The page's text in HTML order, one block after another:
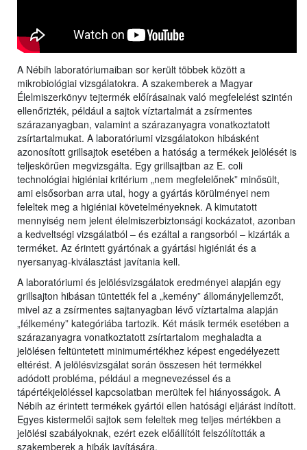
A Nébih laboratóriumaiban sor került többek között a
mikrobiológiai vizsgálatokra. A szakemberek a Magyar
Élelmiszerkönyv tejtermék előírásainak való megfelelést szintén
ellenőrizték, például a sajtok víztartalmát a zsírmentes
szárazanyagban, valamint a szárazanyagra vonatkoztatott
zsírtartalmukat. A laboratóriumi vizsgálatokon hibásként
azonosított grillsajtok esetében a hatóság a termékek jelölését is
teljeskörűen megvizsgálta. Egy grillsajtban az E. coli
technológiai higiéniai kritérium „nem megfelelőnek” minősült,
ami elsősorban arra utal, hogy a gyártás körülményei nem
feleltek meg a higiéniai követelményeknek. A kimutatott
mennyiség nem jelent élelmiszerbiztonsági kockázatot, azonban
a kedveltségi vizsgálatból – és ezáltal a rangsorból – kizárták a
terméket. Az érintett gyártónak a gyártási higiéniát és a
nyersanyag-kiválasztást javítania kell.
A laboratóriumi és jelölésvizsgálatok eredményei alapján egy
grillsajton hibásan tüntették fel a „kemény” állományjellemzőt,
mivel az a zsírmentes sajtanyagban lévő víztartalma alapján
„félkemény” kategóriába tartozik. Két másik termék esetében a
szárazanyagra vonatkoztatott zsírtartalom meghaladta a
jelölésen feltüntetett minimumértékhez képest engedélyezett
eltérést. A jelölésvizsgálat során összesen hét termékkel
adódott probléma, például a megnevezéssel és a
tápértékjelöléssel kapcsolatban merültek fel hiányosságok. A
Nébih az érintett termékek gyártói ellen hatósági eljárást indított.
Egyes kistermelői sajtok sem feleltek meg teljes mértékben a
jelölési szabályoknak, ezért ezek előállítóit felszólították a
szakemberek a hibák javítására.